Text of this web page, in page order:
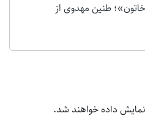
طنین مهدوی از
داده خواهند شد.